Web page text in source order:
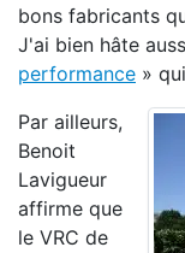
bons fabricants
J'ai bien hâte
performance »
Par ailleurs,
Benoit
Lavigueur
affirme que
le VRC de